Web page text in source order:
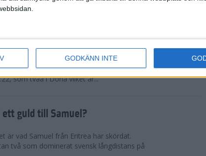
GODKÄNN INTE
åter favorit
från nationen som fortsätter lansera
andra. Muluhabt Tsega slog personligt
som tvåa i Doha vilket är...
guld till Samuel?
är vad Samuel från Eritrea har skördat.
två som dominerat svensk långdistans på